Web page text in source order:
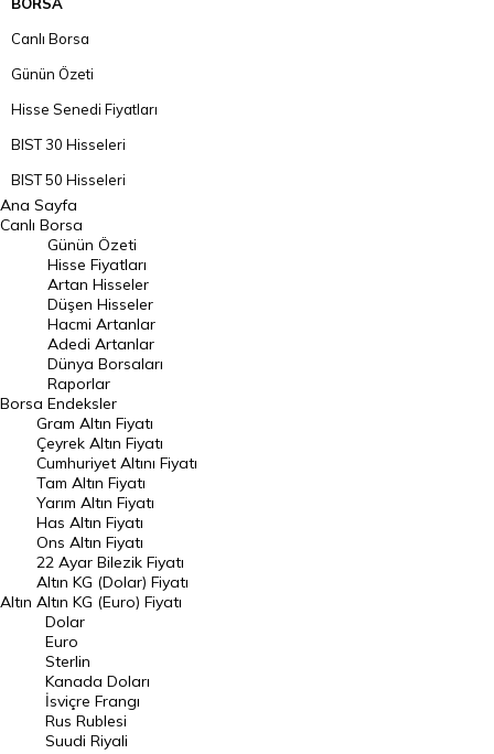
BORSA
Canlı Borsa
Günün Özeti
Hisse Senedi Fiyatları
BIST 30 Hisseleri
BIST 50 Hisseleri
BIST 100 Hisseleri
En Çok Artan Hisseler
En Çok Düşen Hisseler
Hacmi Artanlar
Geçmiş Kapanışlar
Dünya Borsaları
Raporlar
Endeksler
DÖVİZ
Döviz Kuru
Dolar Kuru
Euro Kuru
Pound Kuru
Frank Kuru
Riyal Kuru
Ana Sayfa
Canlı Borsa
Borsa
Günün Özeti
Hisse Fiyatları
Artan Hisseler
Düşen Hisseler
Hacmi Artanlar
Adedi Artanlar
Dünya Borsaları
Raporlar
Endeksler
Altın
Gram Altın Fiyatı
Çeyrek Altın Fiyatı
Cumhuriyet Altını Fiyatı
Tam Altın Fiyatı
Yarım Altın Fiyatı
Has Altın Fiyatı
Ons Altın Fiyatı
22 Ayar Bilezik Fiyatı
Altın KG (Dolar) Fiyatı
Altın KG (Euro) Fiyatı
Dolar
Euro
Sterlin
Kanada Doları
İsviçre Frangı
Rus Rublesi
Suudi Riyali